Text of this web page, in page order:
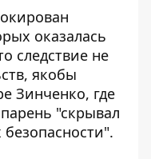
оказалась
следствие не
якобы
Зинченко, где
"скрывал